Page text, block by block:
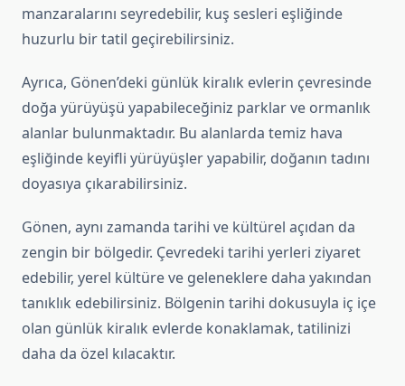
manzaralarını seyredebilir, kuş sesleri eşliğinde
huzurlu bir tatil geçirebilirsiniz.
Ayrıca, Gönen’deki günlük kiralık evlerin çevresinde
doğa yürüyüşü yapabileceğiniz parklar ve ormanlık
alanlar bulunmaktadır. Bu alanlarda temiz hava
eşliğinde keyifli yürüyüşler yapabilir, doğanın tadını
doyasıya çıkarabilirsiniz.
Gönen, aynı zamanda tarihi ve kültürel açıdan da
zengin bir bölgedir. Çevredeki tarihi yerleri ziyaret
edebilir, yerel kültüre ve geleneklere daha yakından
tanıklık edebilirsiniz. Bölgenin tarihi dokusuyla iç içe
olan günlük kiralık evlerde konaklamak, tatilinizi
daha da özel kılacaktır.